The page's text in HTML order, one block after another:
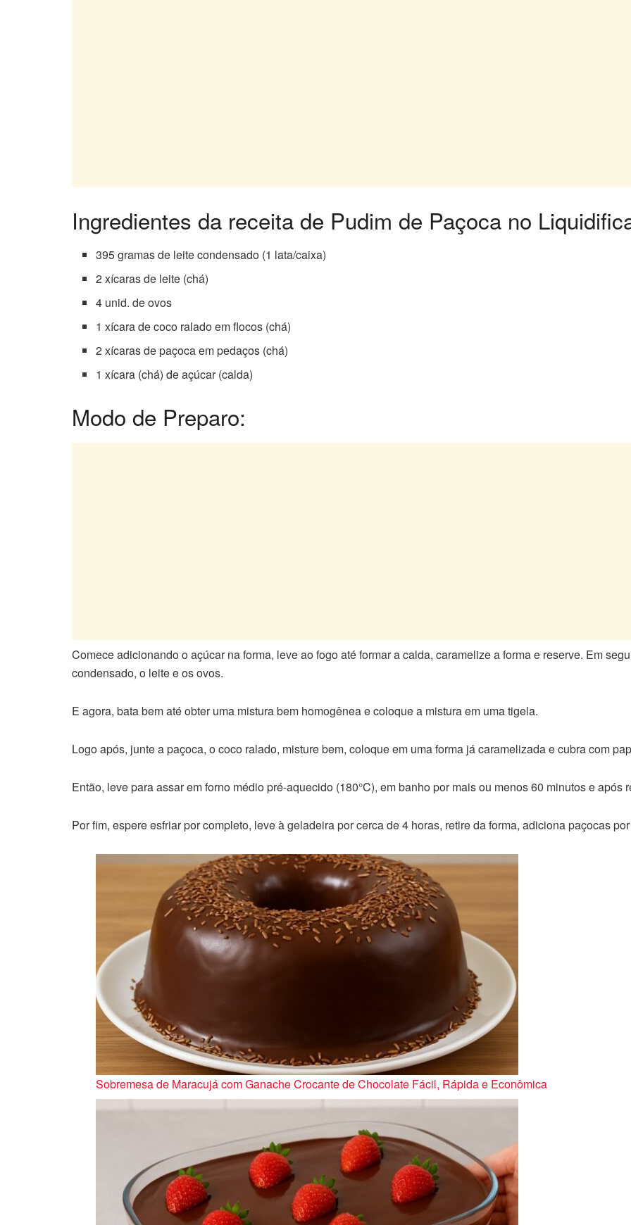
Ingredientes da receita de Pudim de Paçoca no
395 gramas de leite condensado (1 lata/caixa)
2 xícaras de leite (chá)
4 unid. de ovos
1 xícara de coco ralado em flocos (chá)
2 xícaras de paçoca em pedaços (chá)
1 xícara (chá) de açúcar (calda)
Modo de Preparo:
Comece adicionando o açúcar na forma, leve ao fogo até formar a calda, caramelize a forma e reserve. Em
condensado, o leite e os ovos.
E agora, bata bem até obter uma mistura bem homogênea e coloque a mistura em uma tigela.
Logo após, junte a paçoca, o coco ralado, misture bem, coloque em uma forma já caramelizada e cubra com
Então, leve para assar em forno médio pré-aquecido (180°C), em banho por mais ou menos 60 minutos e após
Por fim, espere esfriar por completo, leve à geladeira por cerca de 4 horas, retire da forma, adiciona paçocas
Sobremesa de Maracujá com Ganache Crocante de Chocolate Fácil, Rápida e Econômica